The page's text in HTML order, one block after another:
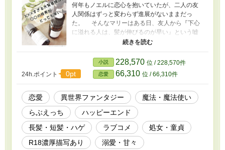
何年もノエルに恋心を抱いていたが、二人の友
人関係はずっと変わらず進展がないままだっ
た。 そんなマリーはある日、友人から『下心
に溢れる人は、髪が伸びるのが早い』という嘘
のような噂話を耳にする。 そしてふと気が付
く。そういえばここ最近のノエルは髪が伸びる
のが早い。……あれ？ じゃあノエルの髪の成
長が早いのは性欲が強いから――？ 堅物クー
ルな大賢者と落ちこぼれ魔法使いの、おバカで
えっちなファンタジーラブコメです。 ◆ R18表
現を含む話はサブタイトルに「Ｒ」表記あり ◆
ムーンライトノベルズにも掲載しています。 ◆
ヒーローの髪型が長髪になったり短髪になった
りつるっぱげになったりします。苦手な要素が
ある方は閲覧にご注意下さい。
24h.ポイント 0pt
小説 228,570 位 / 228,570件
恋愛 66,310 位 / 66,310件
恋愛 異世界ファンタジー
魔法・魔法使い
らぶえっち
ハッピーエンド
長髪・短髪・ハゲ
ラブコメ
処女・童貞
R18濃厚描写あり
溺愛・甘々